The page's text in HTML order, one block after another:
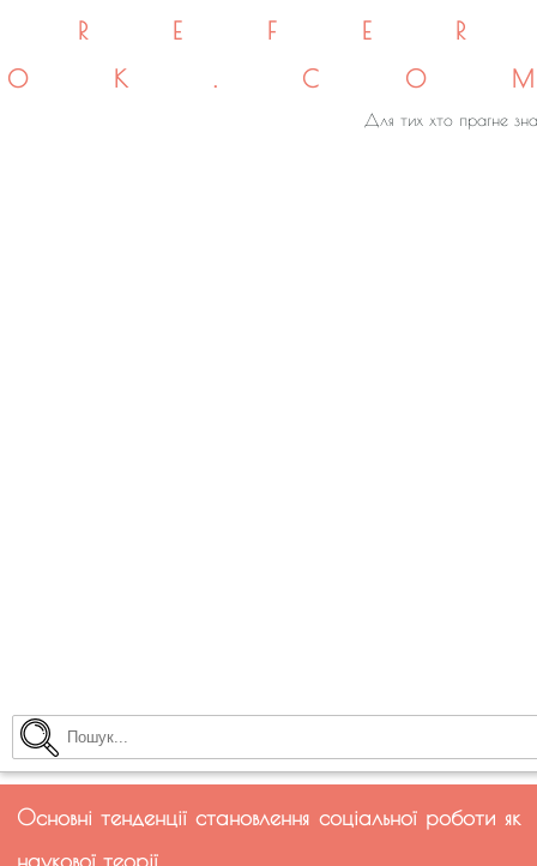
Для тих хто прагне
Основні тенденції становлення соціальної роботи як
наукової теорії